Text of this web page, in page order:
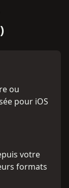
ou
pour iOS
votre
formats